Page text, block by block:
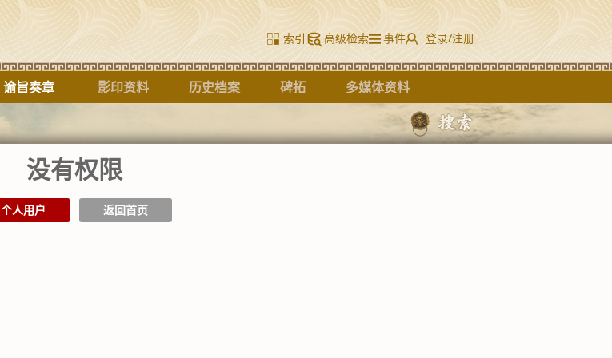
索引 高级检索 事件 登录/注册
谕旨奏章 影印资料 历史档案 碑拓 多媒体资料
没有权限
个人用户 返回首页